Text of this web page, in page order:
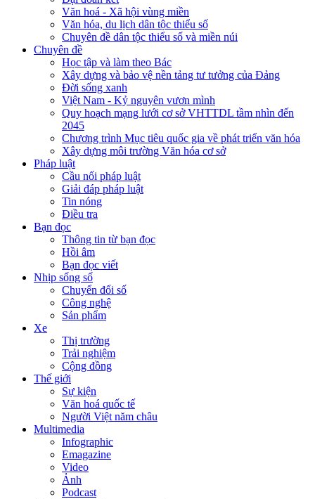
Văn hoá - Xã hội vùng miền
Văn hóa, du lịch dân tộc thiểu số
Chuyên đề dân tộc thiểu số và miền núi
Chuyên đề
Học tập và làm theo Bác
Xây dựng và bảo vệ nền tảng tư tưởng của Đảng
Đời sống xanh
Việt Nam - Kỷ nguyên vươn mình
Quy hoạch mạng lưới cơ sở VHTTDL tầm nhìn đến
2045
Chương trình Mục tiêu quốc gia về phát triển văn hóa
Xây dựng môi trường Văn hóa cơ sở
Pháp luật
Cầu nối pháp luật
Giải đáp pháp luật
Tin nóng
Điều tra
Bạn đọc
Thông tin từ bạn đọc
Hồi âm
Bạn đọc viết
Nhịp sống số
Chuyển đổi số
Công nghệ
Sản phẩm
Xe
Thị trường
Trải nghiệm
Cộng đồng
Thế giới
Sự kiện
Văn hoá quốc tế
Người Việt năm châu
Multimedia
Infographic
Emagazine
Video
Ảnh
Podcast